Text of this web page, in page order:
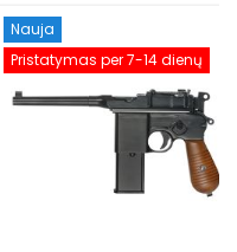
Nauja
Pristatymas per 7-14 dienų